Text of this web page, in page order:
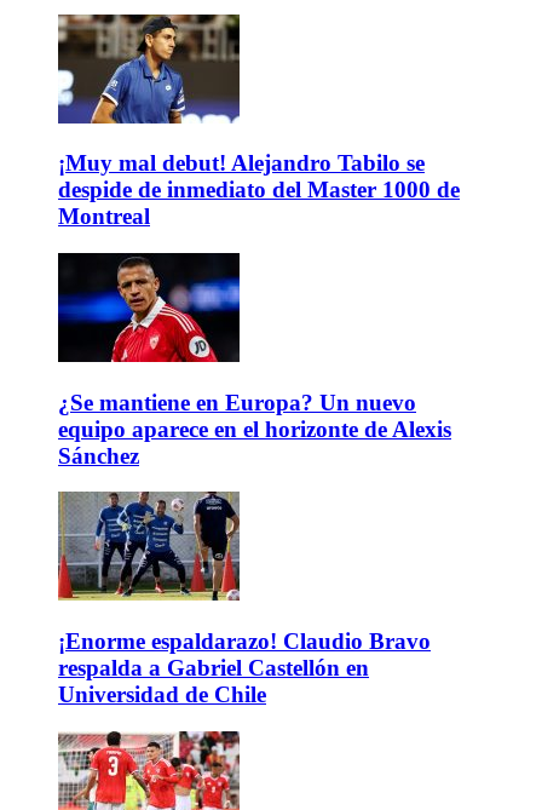
¡Muy mal debut! Alejandro Tabilo se
despide de inmediato del Master 1000 de
Montreal
¿Se mantiene en Europa? Un nuevo
equipo aparece en el horizonte de Alexis
Sánchez
¡Enorme espaldarazo! Claudio Bravo
respalda a Gabriel Castellón en
Universidad de Chile